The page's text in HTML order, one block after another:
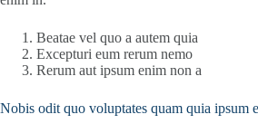
Beatae vel quo a autem quia
Excepturi eum rerum nemo
Rerum aut ipsum enim non a
Nobis odit quo voluptates quam quia ipsum